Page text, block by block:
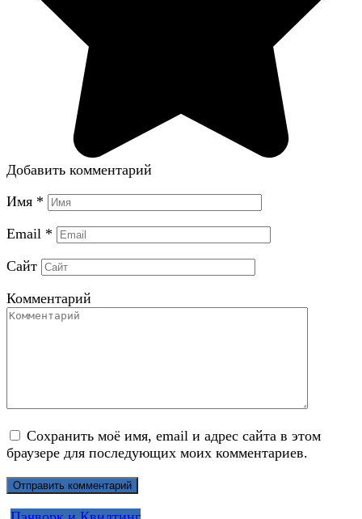
Добавить комментарий
Имя *
Email *
Сайт
Комментарий
Сохранить моё имя, email и адрес сайта в этом
браузере для последующих моих комментариев.